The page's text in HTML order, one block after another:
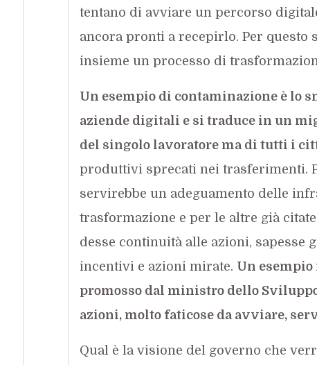
tentano di avviare un percorso
ancora pronti a recepirlo. Per questo
insieme un processo di
Un esempio di contaminazione è lo
aziende digitali e si traduce in un
del singolo lavoratore ma di tutti i
produttivi sprecati nei trasferimenti.
servirebbe un adeguamento delle
trasformazione e per le altre già
desse continuità alle azioni, sapesse
incentivi e azioni mirate. Un
promosso dal ministro dello
azioni, molto faticose da avviare,
Qual è la visione del governo che